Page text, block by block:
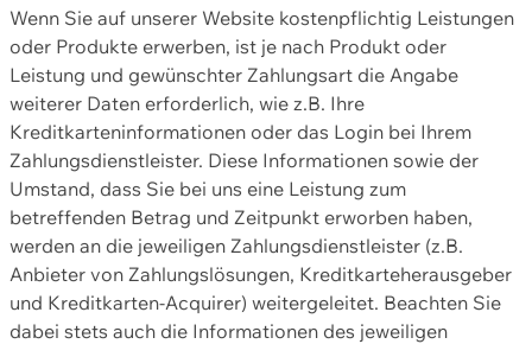
Wenn Sie auf unserer Website kostenpflichtig Leistungen
oder Produkte erwerben, ist je nach Produkt oder
Leistung und gewünschter Zahlungsart die Angabe
weiterer Daten erforderlich, wie z.B. Ihre
Kreditkarteninformationen oder das Login bei Ihrem
Zahlungsdienstleister. Diese Informationen sowie der
Umstand, dass Sie bei uns eine Leistung zum
betreffenden Betrag und Zeitpunkt erworben haben,
werden an die jeweiligen Zahlungsdienstleister (z.B.
Anbieter von Zahlungslösungen, Kreditkarteherausgeber
und Kreditkarten-Acquirer) weitergeleitet. Beachten Sie
dabei stets auch die Informationen des jeweiligen